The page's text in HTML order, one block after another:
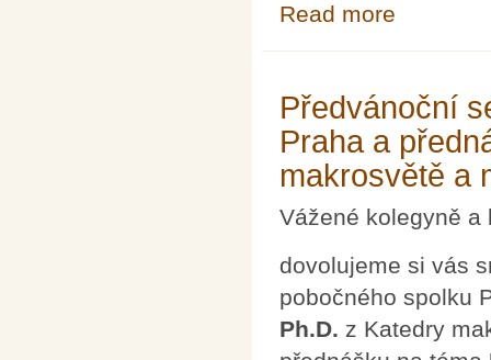
Read more
Předvánoční
Praha a
makrosvětě a
Vážené kolegyně a
dovolujeme si vás
pobočného spolku
Ph.D. z Katedry